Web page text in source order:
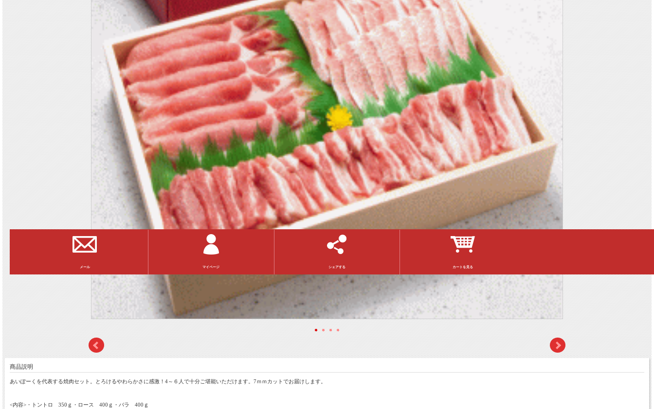
商品説明
あいぽーくを代表する焼肉セット。とろけるやわらかさに感激！4～６人で十分ご堪能いただけます。7ｍｍカットでお届けします。
<内容>・トントロ 350ｇ・ロース 400ｇ・バラ 400ｇ
メール マイページ シェアする カートを見る